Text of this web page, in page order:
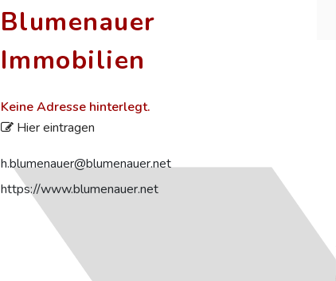
Blumenauer
Immobilien
Keine Adresse hinterlegt.
Hier eintragen
h.blumenauer@blumenauer.net
https://www.blumenauer.net